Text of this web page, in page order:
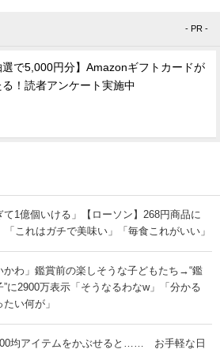
- PR -
選で5,000円分】Amazonギフトカードが
る！読者アンケート実施中
て1億個いける」【ローソン】268円商品に
これはガチで美味い」「毎食これがいい」
かわ」鑑賞前の楽しそうな子どもたち→“鑑
”に2900万表示「そうなるわなw」「分かる
い何が」
均アイテムをかぶせると…… お手軽な日